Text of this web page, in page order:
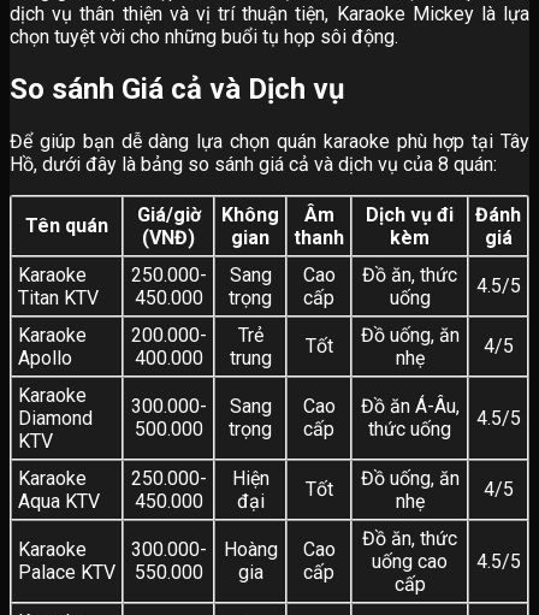
dịch vụ thân thiện và vị trí thuận tiện, Karaoke Mickey là lựa
chọn tuyệt vời cho những buổi tụ họp sôi động.
So sánh Giá cả và Dịch vụ
Để giúp bạn dễ dàng lựa chọn quán karaoke phù hợp tại Tây
Hồ, dưới đây là bảng so sánh giá cả và dịch vụ của 8 quán:
Tên quán
Giá/giờ
(VNĐ)
Không
gian
Âm
thanh
Dịch vụ đi
kèm
Đánh
giá
Karaoke
Titan KTV
250.000-
450.000
Sang
trọng
Cao
cấp
Đồ ăn, thức
uống
4.5/5
Karaoke
Apollo
200.000-
400.000
Trẻ
trung
Tốt
Đồ uống, ăn
nhẹ
4/5
Karaoke
Diamond
KTV
300.000-
500.000
Sang
trọng
Cao
cấp
Đồ ăn Á-Âu,
thức uống
4.5/5
Karaoke
Aqua KTV
250.000-
450.000
Hiện
đại
Tốt
Đồ uống, ăn
nhẹ
4/5
Karaoke
Palace KTV
300.000-
550.000
Hoàng
gia
Cao
cấp
Đồ ăn, thức
uống cao
cấp
4.5/5